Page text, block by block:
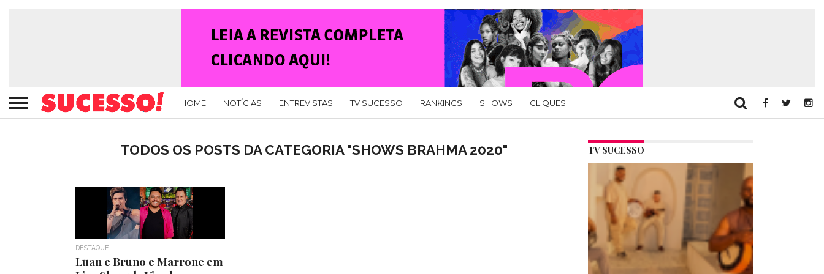
HOME NOTÍCIAS ENTREVISTAS TV SUCESSO RANKINGS SHOWS CLIQUES
TODOS OS POSTS DA CATEGORIA "SHOWS BRAHMA 2020"
DESTAQUE
Luan e Bruno e Marrone em
TV SUCESSO